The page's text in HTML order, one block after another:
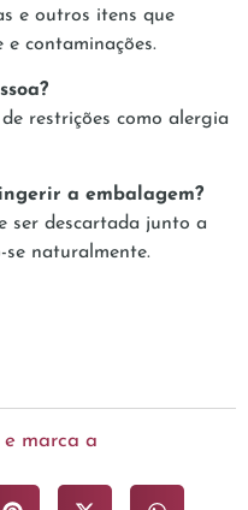
e outros itens que
contaminações.
restrições como alergia
a embalagem?
ser descartada junto a
se naturalmente.
e marca a